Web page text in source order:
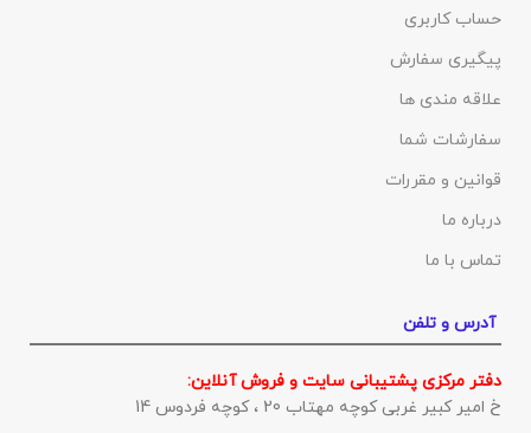
حساب کاربری
پیگیری سفارش
علاقه مندی ها
سفارشات شما
قوانین و مقررات
درباره ما
تماس با ما
آدرس و تلفن
دفتر مرکزی پشتیبانی سایت و فروش آنلاین:
خ امیر کبیر غربی کوچه مهتاب 20 ، کوچه فردوس 14